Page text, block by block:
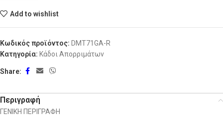
Add to wishlist
Κωδικός προϊόντος: DMT71GA-R
Κατηγορία: Κάδοι Απορριμάτων
Share:
Περιγραφή
ΓΕΝΙΚΗ ΠΕΡΙΓΡΑΦΗ